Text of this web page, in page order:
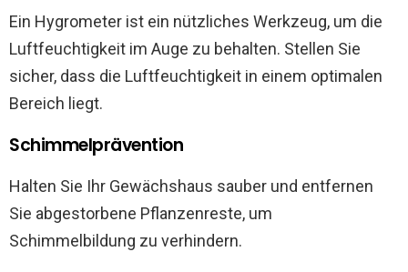
Ein Hygrometer ist ein nützliches Werkzeug, um die
Luftfeuchtigkeit im Auge zu behalten. Stellen Sie
sicher, dass die Luftfeuchtigkeit in einem optimalen
Bereich liegt.
Schimmelprävention
Halten Sie Ihr Gewächshaus sauber und entfernen
Sie abgestorbene Pflanzenreste, um
Schimmelbildung zu verhindern.